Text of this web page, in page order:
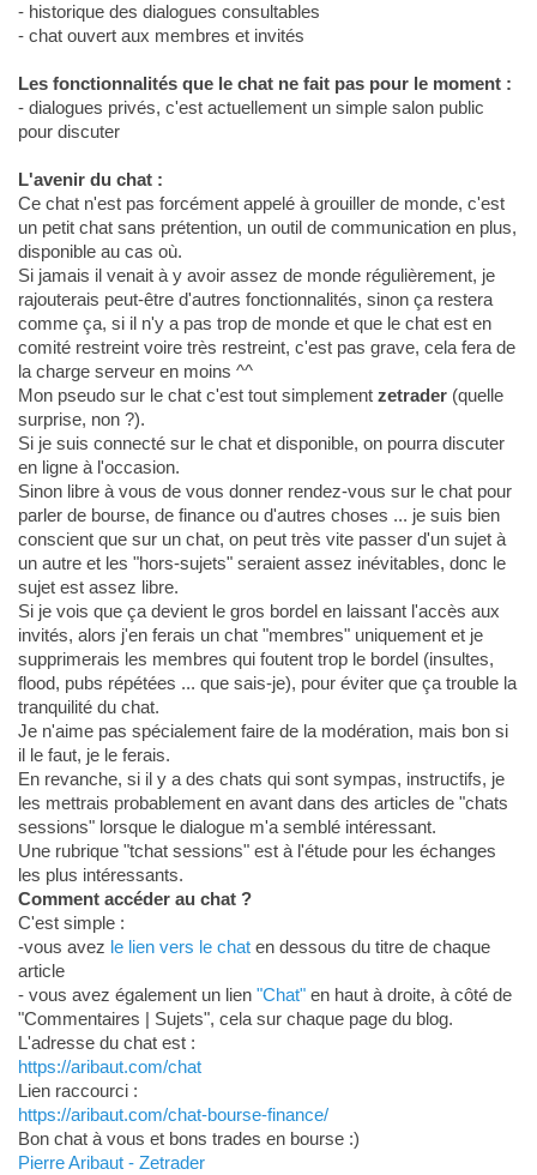
- historique des dialogues consultables
- chat ouvert aux membres et invités
Les fonctionnalités que le chat ne fait pas pour le moment :
- dialogues privés, c'est actuellement un simple salon public
pour discuter
L'avenir du chat :
Ce chat n'est pas forcément appelé à grouiller de monde, c'est
un petit chat sans prétention, un outil de communication en plus,
disponible au cas où.
Si jamais il venait à y avoir assez de monde régulièrement, je
rajouterais peut-être d'autres fonctionnalités, sinon ça restera
comme ça, si il n'y a pas trop de monde et que le chat est en
comité restreint voire très restreint, c'est pas grave, cela fera de
la charge serveur en moins ^^
Mon pseudo sur le chat c'est tout simplement zetrader(quelle
surprise, non ?).
Si je suis connecté sur le chat et disponible, on pourra discuter
en ligne à l'occasion.
Sinon libre à vous de vous donner rendez-vous sur le chat pour
parler de bourse, de finance ou d'autres choses ... je suis bien
conscient que sur un chat, on peut très vite passer d'un sujet à
un autre et les "hors-sujets" seraient assez inévitables, donc le
sujet est assez libre.
Si je vois que ça devient le gros bordel en laissant l'accès aux
invités, alors j'en ferais un chat "membres" uniquement et je
supprimerais les membres qui foutent trop le bordel (insultes,
flood, pubs répétées ... que sais-je), pour éviter que ça trouble la
tranquilité du chat.
Je n'aime pas spécialement faire de la modération, mais bon si
il le faut, je le ferais.
En revanche, si il y a des chats qui sont sympas, instructifs, je
les mettrais probablement en avant dans des articles de "chats
sessions" lorsque le dialogue m'a semblé intéressant.
Une rubrique "tchat sessions" est à l'étude pour les échanges
les plus intéressants.
Comment accéder au chat ?
C'est simple :
-vous avez le lien vers le chaten dessous du titre de chaque
article
- vous avez également un lien "Chat"en haut à droite, à côté de
"Commentaires | Sujets", cela sur chaque page du blog.
L'adresse du chat est :
https://aribaut.com/chat
Lien raccourci :
https://aribaut.com/chat-bourse-finance/
Bon chat à vous et bons trades en bourse :)
Pierre Aribaut - Zetrader